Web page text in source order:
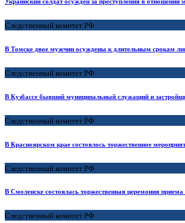
Следственный комитет РФ
В Томске двое мужчин осуждены к длительным срокам
Следственный комитет РФ
В Кузбассе бывший муниципальный служащий и
Следственный комитет РФ
В Красноярском крае состоялось торжественное
Следственный комитет РФ
В Смоленске состоялась торжественная церемония
Следственный комитет РФ